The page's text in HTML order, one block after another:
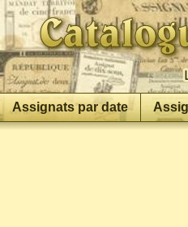
Assignats par date